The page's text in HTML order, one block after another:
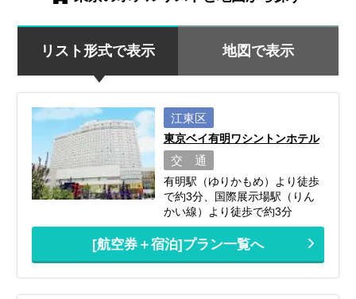
リスト形式で表示 地図で表示
江東区
東京ベイ有明ワシントンホテル
交 通
有明駅（ゆりかもめ）より徒歩
で約3分、国際展示場駅（りん
かい線）より徒歩で約3分
[航空券＋宿泊]プラン一覧へ